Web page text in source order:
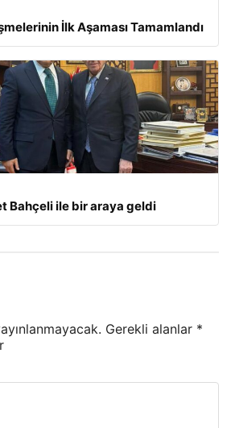
İlk Aşaması Tamamlandı
Bahçeli ile bir araya geldi
Gerekli alanlar *